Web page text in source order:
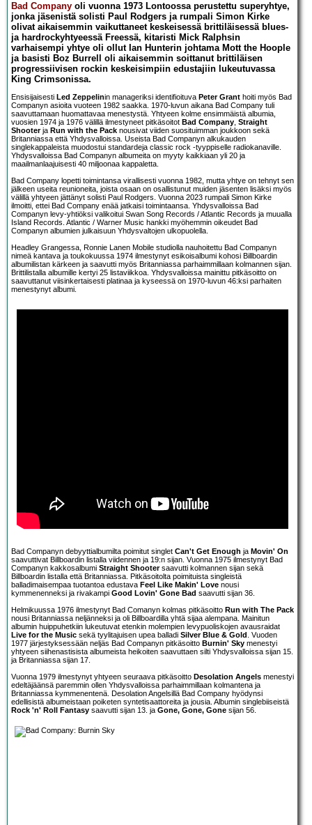
Bad Company oli vuonna 1973 Lontoossa perustettu superyhtye,
jonka jäsenistä solisti Paul Rodgers ja rumpali Simon Kirke
olivat aikaisemmin vaikuttaneet keskeisessä brittiläisessä blues-
ja hardrockyhtyeessä Freessä, kitaristi Mick Ralphsin
varhaisempi yhtye oli ollut Ian Hunterin johtama Mott the Hoople
ja basisti Boz Burrell oli aikaisemmin soittanut brittiläisen
progressiivisen rockin keskeisimpiin edustajiin lukeutuvassa
King Crimsonissa.
Ensisijaisesti Led Zeppelinin manageriksi identifioituva Peter Grant hoiti myös Bad
Companyn asioita vuoteen 1982 saakka. 1970-luvun aikana Bad Company tuli
saavuttamaan huomattavaa menestystä. Yhtyeen kolme ensimmäistä albumia,
vuosien 1974 ja 1976 välillä ilmestyneet pitkäsoitot Bad Company, Straight
Shooterja Run with the Pack nousivat viiden suosituimman joukkoon sekä
Britanniassa että Yhdysvalloissa. Useista Bad Companyn alkukauden
singlekappaleista muodostui standardeja classic rock -tyyppiselle radiokanaville.
Yhdysvalloissa Bad Companyn albumeita on myyty kaikkiaan yli 20 ja
maailmanlaajuisesti 40 miljoonaa kappaletta.
Bad Company lopetti toimintansa virallisesti vuonna 1982, mutta yhtye on tehnyt sen
jälkeen useita reunioneita, joista osaan on osallistunut muiden jäsenten lisäksi myös
välillä yhtyeen jättänyt solisti Paul Rodgers. Vuonna 2023 rumpali Simon Kirke
ilmoitti, ettei Bad Company enää jatkaisi toimintaansa. Yhdysvalloissa Bad
Companyn levy-yhtiöksi valikoitui Swan Song Records / Atlantic Records ja muualla
Island Records. Atlantic / Warner Music hankki myöhemmin oikeudet Bad
Companyn albumien julkaisuun Yhdysvaltojen ulkopuolella.
Headley Grangessa, Ronnie Lanen Mobile studiolla nauhoitettu Bad Companyn
nimeä kantava ja toukokuussa 1974 ilmestynyt esikoisalbumi kohosi Billboardin
albumilistan kärkeen ja saavutti myös Britanniassa parhaimmillaan kolmannen sijan.
Brittilistalla albumille kertyi 25 listaviikkoa. Yhdysvalloissa mainittu pitkäsoitto on
saavuttanut viisinkertaisesti platinaa ja kyseessä on 1970-luvun 46:ksi parhaiten
menestynyt albumi.
Bad Companyn debyyttialbumilta poimitut singlet Can't Get Enough ja Movin' On
saavuttivat Billboardin listalla viidennen ja 19:n sijan. Vuonna 1975 ilmestynyt Bad
Companyn kakkosalbumi Straight Shootersaavutti kolmannen sijan sekä
Billboardin listalla että Britanniassa. Pitkäsoitolta poimituista singleistä
balladimaisempaa tuotantoa edustava Feel Like Makin' Love nousi
kymmenenneksi ja rivakampi Good Lovin' Gone Bad saavutti sijan 36.
Helmikuussa 1976 ilmestynyt Bad Comanyn kolmas pitkäsoitto Run with The Pack
nousi Britanniassa neljänneksi ja oli Billboardilla yhtä sijaa alempana. Mainitun
albumin huippuhetkiin lukeutuvat etenkin molempien levypuoliskojen avausraidat
Live for the Music sekä tyylitajuisen upea balladi Silver Blue & Gold . Vuoden
1977 järjestyksessään neljäs Bad Companyn pitkäsoitto Burnin' Sky menestyi
yhtyeen siihenastisista albumeista heikoiten saavuttaen silti Yhdysvalloissa sijan 15.
ja Britanniassa sijan 17.
Vuonna 1979 ilmestynyt yhtyeen seuraava pitkäsoitto Desolation Angels menestyi
edeltäjäänsä paremmin ollen Yhdysvalloissa parhaimmillaan kolmantena ja
Britanniassa kymmenentenä. Desolation Angelsillä Bad Company hyödynsi
edellisistä albumeistaan poiketen syntetisaattoreita ja jousia. Albumin singlebiiseistä
Rock 'n' Roll Fantasy saavutti sijan 13. ja Gone, Gone, Gone sijan 56.